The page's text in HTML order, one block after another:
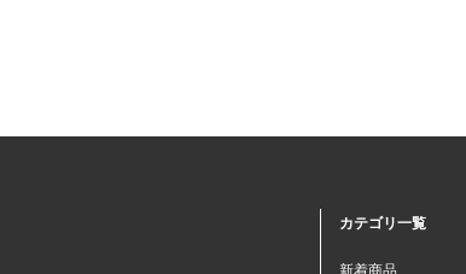
カテゴリ一覧
新着商品